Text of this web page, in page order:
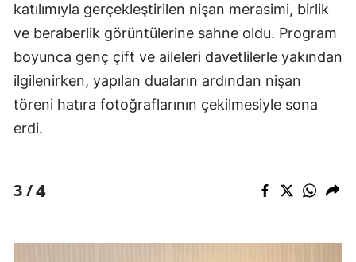
katılımıyla gerçekleştirilen nişan merasimi, birlik
ve beraberlik görüntülerine sahne oldu. Program
boyunca genç çift ve aileleri davetlilerle yakından
ilgilenirken, yapılan duaların ardından nişan
töreni hatıra fotoğraflarının çekilmesiyle sona
erdi.
3 /4